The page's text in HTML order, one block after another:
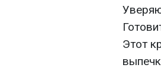
Этот